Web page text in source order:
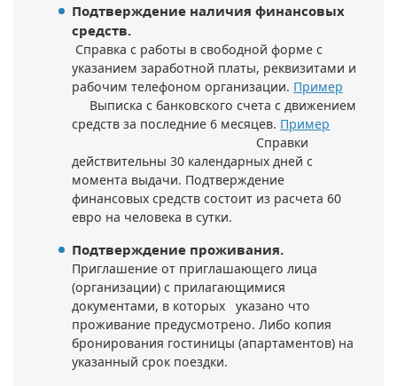
Подтверждение наличия финансовых
средств.
Справка с работы в свободной форме с
указанием заработной платы, реквизитами и
рабочим телефоном организации. Пример
Выписка с банковского счета с движением
средств за последние 6 месяцев. Пример
Справки
действительны 30 календарных дней с
момента выдачи. Подтверждение
финансовых средств состоит из расчета 60
евро на человека в сутки.
Подтверждение проживания.
Приглашение от приглашающего лица
(организации) с прилагающимися
документами, в которых указано что
проживание предусмотрено. Либо копия
бронирования гостиницы (апартаментов) на
указанный срок поездки.